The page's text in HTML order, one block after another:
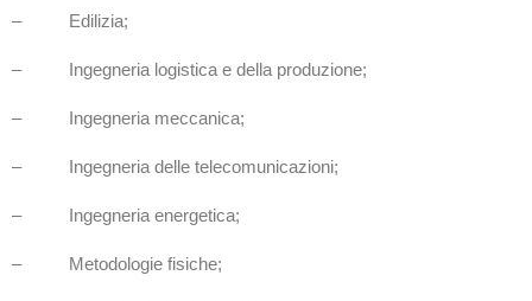
– Edilizia;
– Ingegneria logistica e della produzione;
– Ingegneria meccanica;
– Ingegneria delle telecomunicazioni;
– Ingegneria energetica;
– Metodologie fisiche;